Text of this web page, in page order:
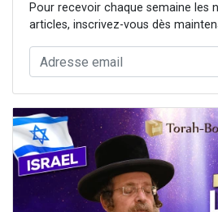
Pour recevoir chaque semaine les
articles, inscrivez-vous dès